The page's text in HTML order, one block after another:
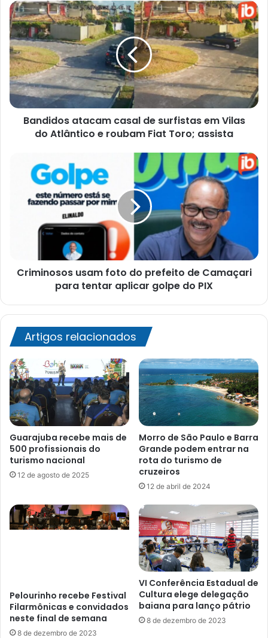
Bandidos
atacam
casal
de
surfistas
em
Vilas
do
Atlântico
roubam
assista
Bandidos atacam casal de surfistas em Vilas
do Atlântico e roubam Fiat Toro; assista
prefeito
Camaçari
aplicar
Criminosos usam foto do prefeito de Camaçari
para tentar aplicar golpe do PIX
Artigos relacionados
Guarajuba recebe mais de
500 profissionais do
turismo nacional
12 de agosto de 2025
Morro de São Paulo e Barra
Grande podem entrar na
rota do turismo de
cruzeiros
12 de abril de 2024
Pelourinho recebe Festival
Filarmônicas e convidados
neste final de semana
8 de dezembro de 2023
VI Conferência Estadual de
Cultura elege delegação
baiana para lanço pátrio
8 de dezembro de 2023